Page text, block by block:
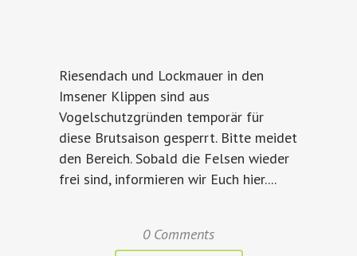
Riesendach und Lockmauer in den
Imsener Klippen sind aus
Vogelschutzgründen temporär für
diese Brutsaison gesperrt. Bitte meidet
den Bereich. Sobald die Felsen wieder
frei sind, informieren wir Euch hier....
0 Comments